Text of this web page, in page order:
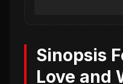
Sinopsis
Love and